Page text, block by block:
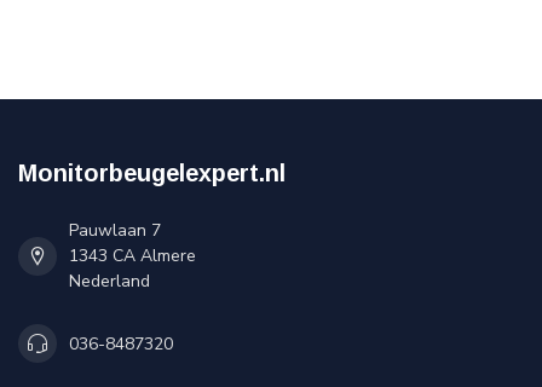
Monitorbeugelexpert.nl
Pauwlaan 7
1343 CA Almere
Nederland
036-8487320